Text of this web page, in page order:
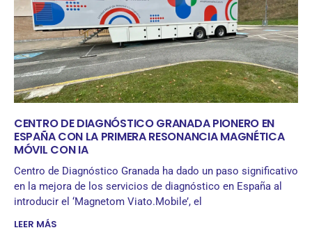
CENTRO DE DIAGNÓSTICO GRANADA PIONERO EN
ESPAÑA CON LA PRIMERA RESONANCIA MAGNÉTICA
MÓVIL CON IA
Centro de Diagnóstico Granada ha dado un paso significativo
en la mejora de los servicios de diagnóstico en España al
introducir el ‘Magnetom Viato.Mobile’, el
LEER MÁS